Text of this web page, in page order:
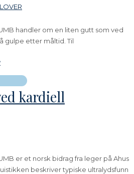
handler om en liten gutt som ved
gulpe etter måltid. Til
kardiell
er et norsk bidrag fra leger på Ahus
beskriver typiske ultralydsfunn